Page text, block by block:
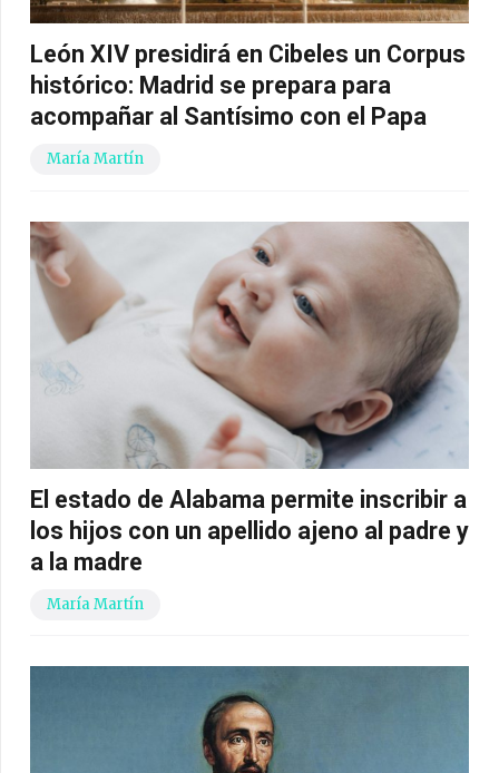
León XIV presidirá en Cibeles un Corpus
histórico: Madrid se prepara para
acompañar al Santísimo con el Papa
María Martín
El estado de Alabama permite inscribir a
los hijos con un apellido ajeno al padre y
a la madre
María Martín